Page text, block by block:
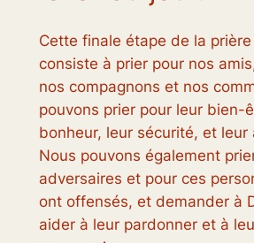
Cette finale étape de la
consiste à prier pour nos
nos compagnons et nos
pouvons prier pour leur bien-
bonheur, leur sécurité, et leur
Nous pouvons également
adversaires et pour ces
ont offensés, et demander à
aider à leur pardonner et à